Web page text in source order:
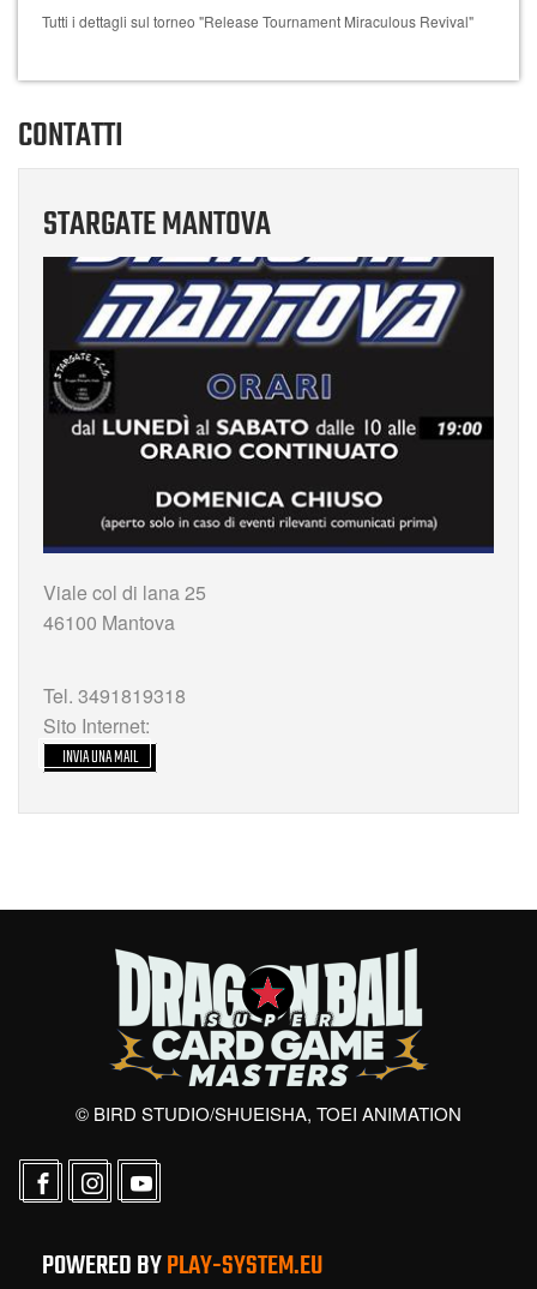
Tutti i dettagli sul torneo "Release Tournament Miraculous Revival"
CONTATTI
STARGATE MANTOVA
Viale col di lana 25
46100 Mantova
Tel. 3491819318
Sito Internet:
INVIA UNA MAIL
© BIRD STUDIO/SHUEISHA, TOEI ANIMATION
POWERED BYPLAY-SYSTEM.EU